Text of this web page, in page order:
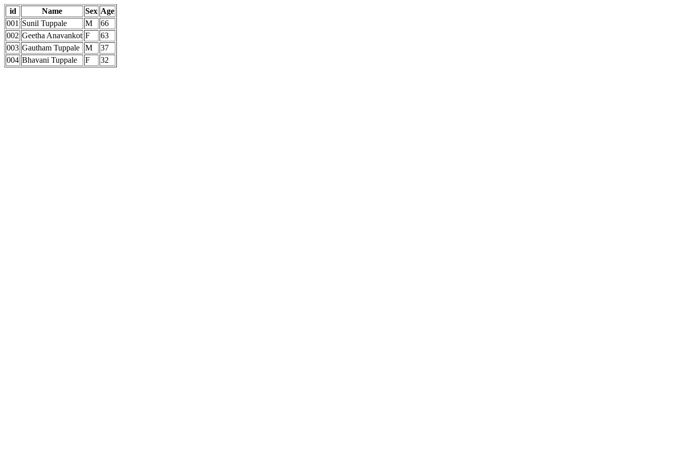
id Name Sex Age
001 Sunil Tuppale M
66
002 Geetha Anavankot F
63
003 Gautham Tuppale M
37
004 Bhavani Tuppale F 32